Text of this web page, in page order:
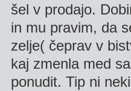
šel v prodajo.
in mu pravim, da
zelje( čeprav v
kaj zmenla med
ponudit. Tip ni